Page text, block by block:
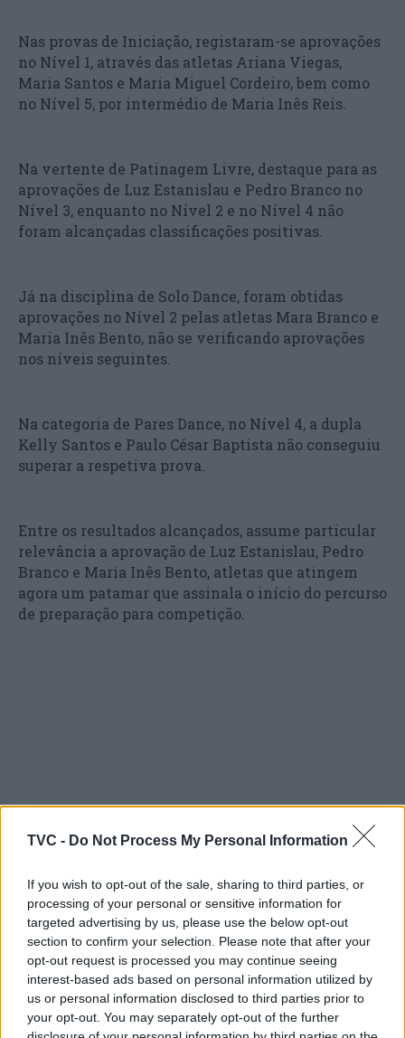
TVC - Do Not Process My Personal Information
If you wish to opt-out of the sale, sharing to third parties, or
processing of your personal or sensitive information for
targeted advertising by us, please use the below opt-out
section to confirm your selection. Please note that after your
opt-out request is processed you may continue seeing
interest-based ads based on personal information utilized by
us or personal information disclosed to third parties prior to
your opt-out. You may separately opt-out of the further
Nas provas de Iniciação, registaram-se aprovações
no Nível 1, através das atletas Ariana Viegas,
Maria Santos e Maria Miguel Cordeiro, bem como
no Nível 5, por intermédio de Maria Inês Reis.
Na vertente de Patinagem Livre, destaque para as
aprovações de Luz Estanislau e Pedro Branco no
Nível 3, enquanto no Nível 2 e no Nível 4 não
foram alcançadas classificações positivas.
Já na disciplina de Solo Dance, foram obtidas
aprovações no Nível 2 pelas atletas Mara Branco e
Maria Inês Bento, não se verificando aprovações
nos níveis seguintes.
Na categoria de Pares Dance, no Nível 4, a dupla
Kelly Santos e Paulo César Baptista não conseguiu
superar a respetiva prova.
Entre os resultados alcançados, assume particular
relevância a aprovação de Luz Estanislau, Pedro
Branco e Maria Inês Bento, atletas que atingem
agora um patamar que assinala o início do percurso
de preparação para competição.
Artigo anterior
Guilherme Laranjeira
estatuto de promessa do
ciclismo
Próximo artigo
Miranda do Corvo:
em situação de sem-abrigo
através do trabalho
ARTIGOS RELACIONADOSMAIS DO AUTOR